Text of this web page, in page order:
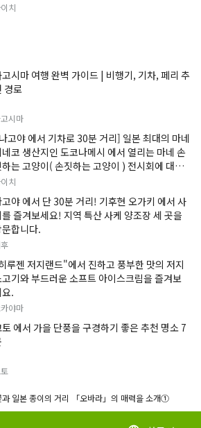
치
고시마 여행 완벽 가이드 | 비행기, 기차, 페리 추
경로
시마
고야 에서 기차로 30분 거리] 일본 최대의 마네
네코 생산지인 도코나메시 에서 열리는 마네 손
하는 고양이( 손짓하는 고양이 ) 전시회에 대한
입니다.
치
고야 에서 단 30분 거리! 기후현 오가키 에서 사
즐겨보세요! 지역 특산 사케 양조장 세 곳을
문합니다.
루젠 저지랜드"에서 진하고 풍부한 맛의 저지
기와 부드러운 소프트 아이스크림을 즐겨보
.
야마
토 에서 가을 단풍을 구경하기 좋은 추천 명소 7
과 일본 종이의 거리 「오바라」의 매력을 소개①